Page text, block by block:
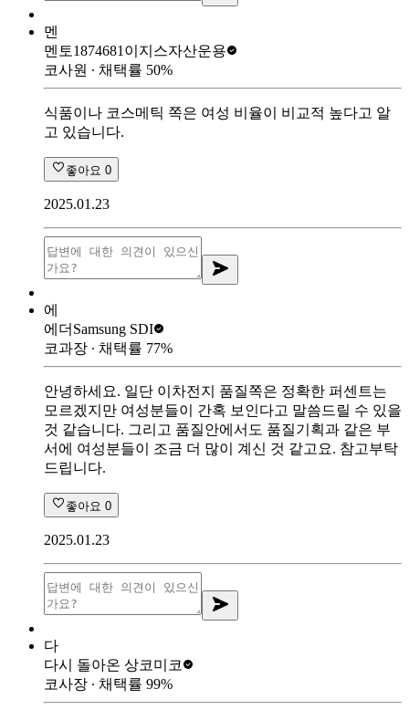
멘
멘토1874681 이지스자산운용
코사원 ∙ 채택률 50%
식품이나 코스메틱 쪽은 여성 비율이 비교적 높다고 알
고 있습니다.
좋아요 0
2025.01.23
에
에더 Samsung SDI
코과장 ∙ 채택률 77%
안녕하세요. 일단 이차전지 품질쪽은 정확한 퍼센트는
모르겠지만 여성분들이 간혹 보인다고 말씀드릴 수 있을
것 같습니다. 그리고 품질안에서도 품질기획과 같은 부
서에 여성분들이 조금 더 많이 계신 것 같고요. 참고부탁
드립니다.
좋아요 0
2025.01.23
다
다시 돌아온 상코미코
코사장 ∙ 채택률 99%